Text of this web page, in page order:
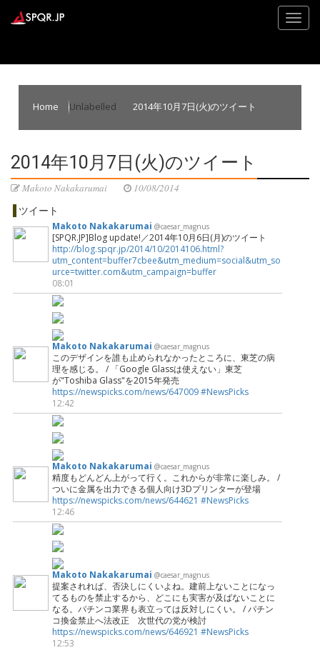
Home Unlabelled 2014年10月7日(火)のツイート
2014年10月7日(火)のツイート
Makoto Nakakarumai 10/08/2014
ツイート
Makoto Nakakarumai @caesar_magnus
[SPQR.JP]Blog update!／2014年10月6日(月)のツイート
http://blog.spqr.jp/2014/10/2014106.html?
utm_content=buffer7cbee&utm_medium=social&utm_so
urce=twitter.com&utm_campaign=buffer
08:01
Makoto Nakakarumai @caesar_magnus
このデザインを誰も止められなかったところに、東芝の病
理を感じる。 / 「Google Glassは使えない」東芝
が"Toshiba Glass"を2015年発売
https://newspicks.com/news/647009#NewsPicks
12:42
Makoto Nakakarumai @caesar_magnus
精度もどんどん上がって行く。これからが非常に楽しみ。 /
ついに金属を出力できる個人向け3Dプリンターが登場
https://newspicks.com/news/644621 #NewsPicks
12:46
Makoto Nakakarumai @caesar_magnus
提案されれば、否決しにくいよね。建前上ないことになっ
てるものを禁止するから、どこにも実害が及ばないことに
なる。パチンコ業界も表立っては反対しにくい。 / パチン
コ換金禁止へ法改正 次世代の党が検討
https://newspicks.com/news/646921 #NewsPicks
12:53